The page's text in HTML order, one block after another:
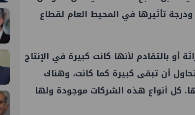
تأثيرها في المحيط العام لقطاع
أو بالتقادم لأنها كانت كبيرة في الإنتاج
أن تبقى كبيرة كما كانت، وهناك
كل أنواع هذه الشركات موجودة ولها